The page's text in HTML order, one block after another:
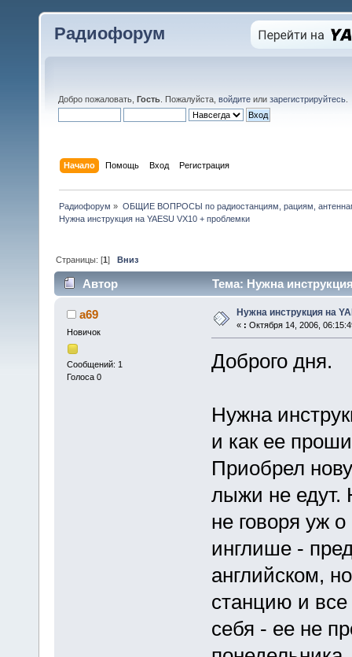
Радиофорум
Добро пожаловать, Гость . Пожалуйста, войдите или зарегистрируйтесь
Начало Помощь Вход Регистрация
Радиофорум » ОБЩИЕ ВОПРОСЫ по радиостанциям, рациям,
Нужна инструкция на YAESU VX10 + проблемки
Страницы: [1]Вниз
Автор Тема: Нужна
a69
Новичок
Сообщений: 1
Голоса 0
Нужна инструкция на
« : Октября 14, 2006,
Доброго дня.
Нужна
и как ее
Приобрел
лыжи не едут.
не говоря уж
инглише -
английском,
станцию и все
себя - ее не